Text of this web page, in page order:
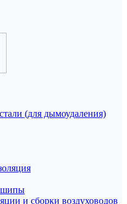
(для дымоудаления)
шипы
и сборки воздуховодов